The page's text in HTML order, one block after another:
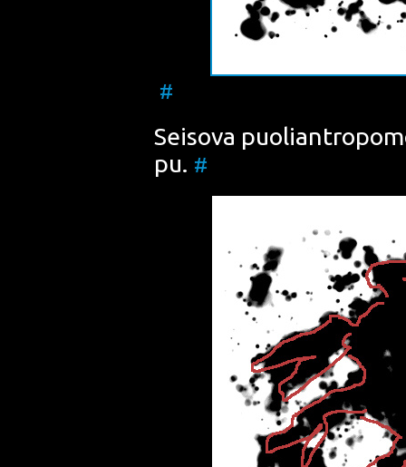
#
Sei­so­va
pu. #